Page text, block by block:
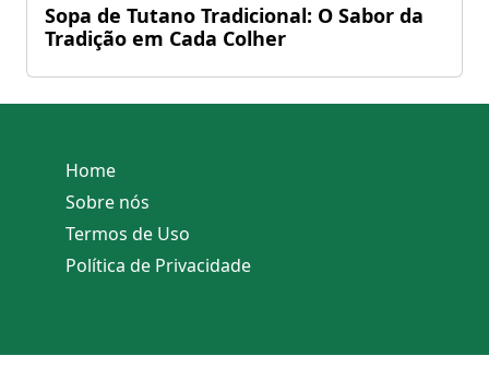
Sopa de Tutano Tradicional: O Sabor da
Tradição em Cada Colher
Home
Sobre nós
Termos de Uso
Política de Privacidade